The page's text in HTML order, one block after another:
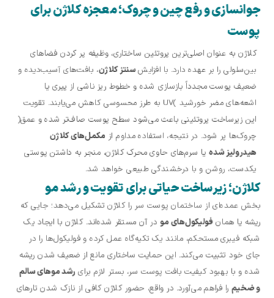
جوانسازی و رفع چین‌ و چروک؛ معجزه کلاژن برای
پوست
کلاژن به عنوان اصلی‌ترین پروتئین ساختاری، وظیفه پر کردن فضاهای
بین‌سلولی را بر عهده دارد. با افزایشسنتز کلاژن، بافت‌های آسیب‌دیده و
ضعیف پوست مجدداً بازسازی شده و خطوط ریز ناشی از پیری یا
اشعه‌های مضر خورشید )UV به طرز محسوسی کاهش می‌یابند. تقویت
این زیرساخت پروتئینی باعث می‌شود سطح پوست صاف‌تر شده و عمق(
چروک‌ها پر شود. در نتیجه، استفاده مداوم از مکمل‌های کلاژن
هیدرولیز شدهیا سرم‌های حاوی محرک کلاژن، منجر به داشتن پوستی
یکدست، روشن و با درخشندگی طبیعی خواهد شد.
کلاژن؛ زیرساخت حیاتی برای تقویت و رشد مو
بخش عمده‌ای از ساختمان پوست سر را کلاژن تشکیل می‌دهد؛ جایی که
ریشه یا همانفولیکول‌های مو در آن مستقر شده‌اند. کلاژن با ایجاد یک
شبکه فیبری مستحکم، مانند یک تکیه‌گاه عمل کرده و فولیکول‌ها را در
جای خود تثبیت می‌کند. این حمایت ساختاری مانع از ضعیف شدن ریشه
شده و با بهبود کیفیت بافت پوست سر، بستر لازم برایرشد موهای سالم
و ضخیمرا فراهم می‌آورد. در واقع، حضور کلاژن کافی از نازک شدن تارهای